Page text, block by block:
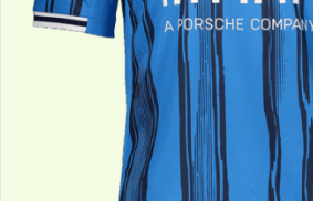
können
Produktseite